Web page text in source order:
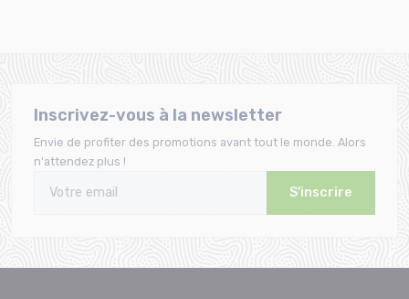
Inscrivez-vous à la newsletter
Envie de profiter des promotions avant tout le monde. Alors
n'attendez plus !
S'inscrire